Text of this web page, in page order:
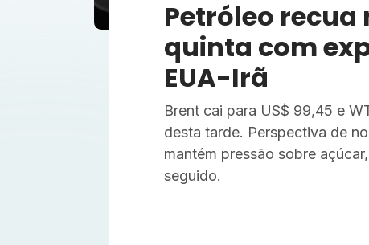
Petróleo recua
quinta com
EUA-Irã
Brent cai para US$ 99,45 e
desta tarde. Perspectiva de
mantém pressão sobre
seguido.